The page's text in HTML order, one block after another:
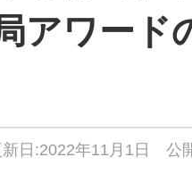
アワード
新日:2022年11月1日 公